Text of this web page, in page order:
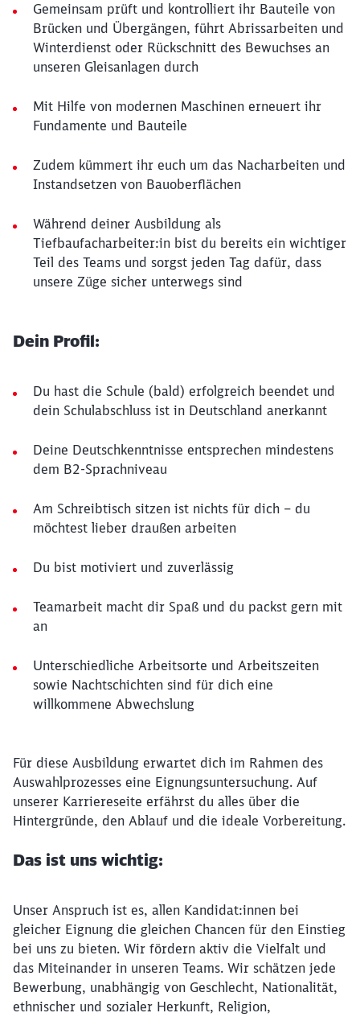
Gemeinsam prüft und kontrolliert ihr Bauteile von
Brücken und Übergängen, führt Abrissarbeiten und
Winterdienst oder Rückschnitt des Bewuchses an
unseren Gleisanlagen durch
Mit Hilfe von modernen Maschinen erneuert ihr
Fundamente und Bauteile
Zudem kümmert ihr euch um das Nacharbeiten und
Instandsetzen von Bauoberflächen
Während deiner Ausbildung als
Tiefbaufacharbeiter:in bist du bereits ein wichtiger
Teil des Teams und sorgst jeden Tag dafür, dass
unsere Züge sicher unterwegs sind
Dein Profil:
Du hast die Schule (bald) erfolgreich beendet und
dein Schulabschluss ist in Deutschland anerkannt
Deine Deutschkenntnisse entsprechen mindestens
dem B2-Sprachniveau
Am Schreibtisch sitzen ist nichts für dich – du
möchtest lieber draußen arbeiten
Du bist motiviert und zuverlässig
Teamarbeit macht dir Spaß und du packst gern mit
an
Unterschiedliche Arbeitsorte und Arbeitszeiten
sowie Nachtschichten sind für dich eine
willkommene Abwechslung
Für diese Ausbildung erwartet dich im Rahmen des
Auswahlprozesses eine Eignungsuntersuchung. Auf
unserer Karriereseite erfährst du alles über die
Hintergründe, den Ablauf und die ideale Vorbereitung.
Das ist uns wichtig:
Unser Anspruch ist es, allen Kandidat:innen bei
gleicher Eignung die gleichen Chancen für den Einstieg
bei uns zu bieten. Wir fördern aktiv die Vielfalt und
das Miteinander in unseren Teams. Wir schätzen jede
Bewerbung, unabhängig von Geschlecht, Nationalität,
ethnischer und sozialer Herkunft, Religion,